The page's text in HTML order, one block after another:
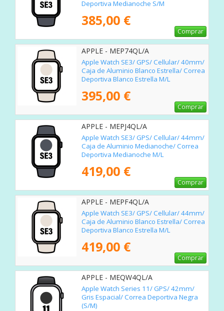
Deportiva Medianoche S/M
385,00 €
Comprar
APPLE - MEP74QL/A
Apple Watch SE3/ GPS/ Cellular/ 40mm/
Caja de Aluminio Blanco Estrella/ Correa
Deportiva Blanco Estrella M/L
395,00 €
Comprar
APPLE - MEPJ4QL/A
Apple Watch SE3/ GPS/ Cellular/ 44mm/
Caja de Aluminio Medianoche/ Correa
Deportiva Medianoche M/L
419,00 €
Comprar
APPLE - MEPF4QL/A
Apple Watch SE3/ GPS/ Cellular/ 44mm/
Caja de Aluminio Blanco Estrella/ Correa
Deportiva Blanco Estrella M/L
419,00 €
Comprar
APPLE - MEQW4QL/A
Apple Watch Series 11/ GPS/ 42mm/
Gris Espacial/ Correa Deportiva Negra
(S/M)